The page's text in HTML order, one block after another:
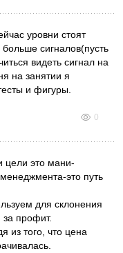
уровни стоят
сигналов(пусть
видеть сигнал на
на занятии я
и фигуры.
0
цели это мани-
это путь
для склонения
за профит.
из того, что цена